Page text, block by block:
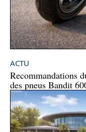
ACTU
Recommandations
des pneus Bandit